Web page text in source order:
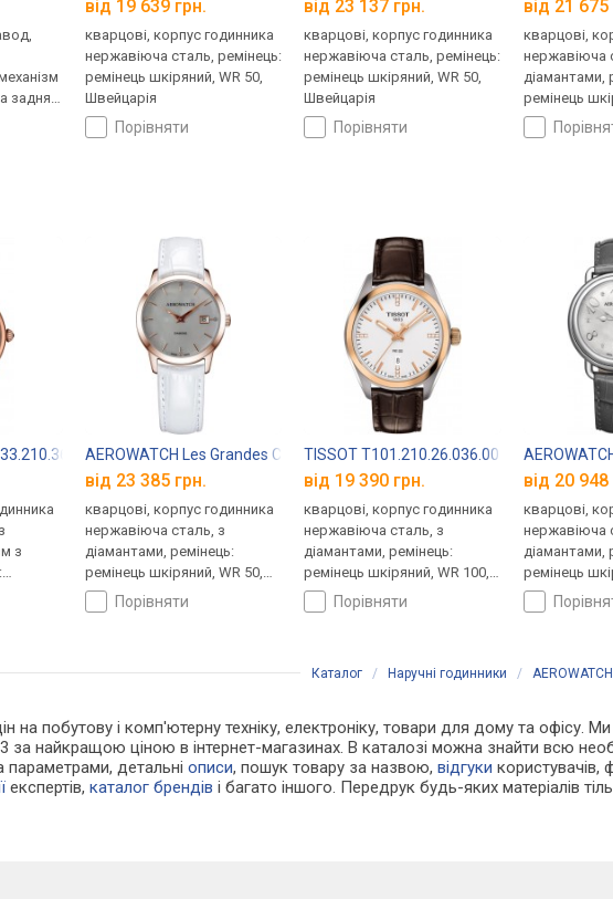
задня
від 19 639 грн.
кварцові, корпус годинника
нержавіюча сталь, ремінець:
ремінець шкіряний, WR 50,
Швейцарія
порівняти
від 23 137 грн.
кварцові, корпус годинника
нержавіюча сталь, ремінець:
ремінець шкіряний, WR 50,
Швейцарія
порівняти
від 21 675
кварцові,
нержавіюча
діамантами,
ремінець
Швейцарія
з
50,
AEROWATCH Les Grandes Classiques 42995RO04
від 23 385 грн.
кварцові, корпус годинника
нержавіюча сталь, з
діамантами, ремінець:
ремінець шкіряний, WR 50,
Швейцаріяпорівняти
TISSOT T101.210.26.036.00
від 19 390 грн.
кварцові, корпус годинника
нержавіюча сталь, з
діамантами, ремінець:
ремінець шкіряний, WR 100,
Швейцаріяпорівняти
від 20 948
кварцові,
нержавіюча
діамантами,
ремінець
Швейцарія
Каталог / Наручні годинники / AEROWATCH
на побутову і комп'ютерну техніку, електроніку, товари для дому та офісу.
за найкращою ціною в інтернет-магазинах. В каталозі можна знайти всю
параметрами, детальніописи, пошук товару за назвою,відгуки користувачів,
експертів,каталог брендів і багато іншого. Передрук будь-яких матеріалів